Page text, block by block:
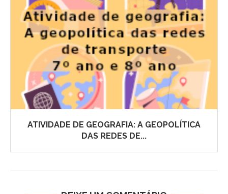
ATIVIDADE DE GEOGRAFIA: A GEOPOLÍTICA
DAS REDES DE...